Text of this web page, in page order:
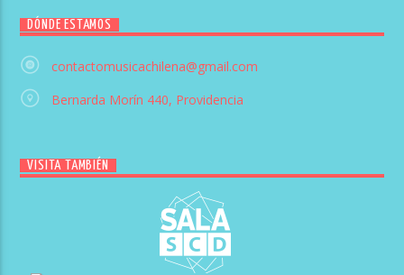
DÓNDE ESTAMOS
contactomusicachilena@gmail.com
Bernarda Morín 440, Providencia
VISITA TAMBIÉN